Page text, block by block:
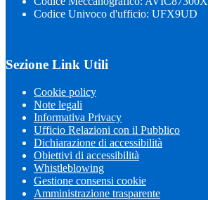
Codice Univoco d'ufficio: UFX9UD
Sezione Link Utili
Cookie policy
Note legali
Informativa Privacy
Ufficio Relazioni con il Pubblico
Dichiarazione di accessibilità
Obiettivi di accessibilità
Whistleblowing
Gestione consensi cookie
Amministrazione trasparente